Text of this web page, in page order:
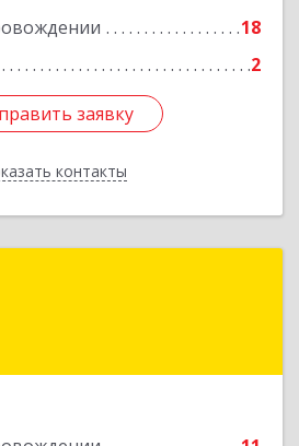
18
2
заявку
контакты
Подробнее
заявку
Назад
обл, Всеволожск г,